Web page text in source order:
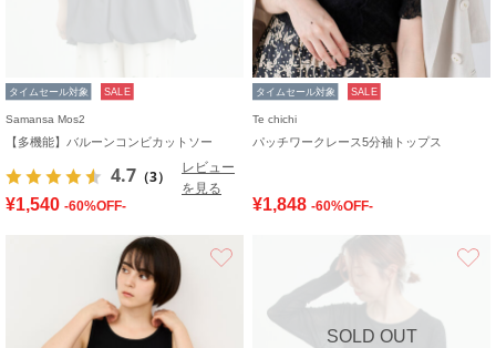
タイムセール対象 SALE
Samansa Mos2
【多機能】バルーンコンビカットソー
4.7 （3）
レビュー
を見る
¥1,540 -60%OFF-
タイムセール対象 SALE
Te chichi
パッチワークレース5分袖トップス
¥1,848 -60%OFF-
SOLD OUT